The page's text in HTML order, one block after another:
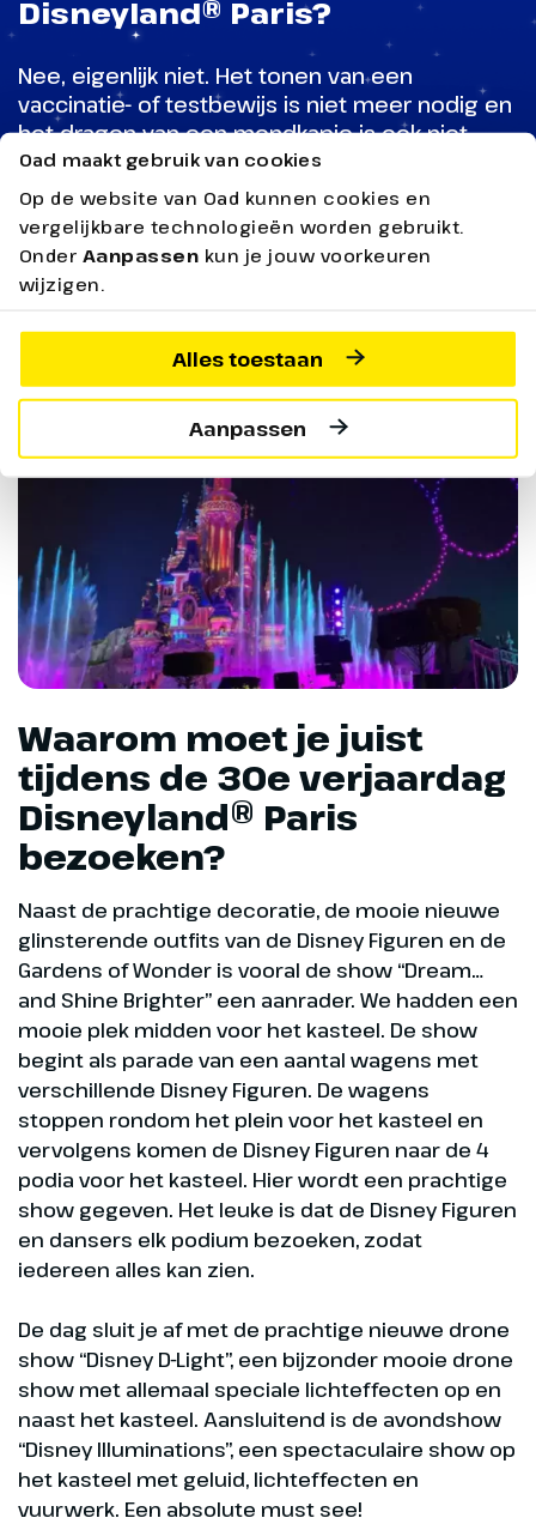
Oad maakt gebruik van cookies
Op de website van Oad kunnen cookies en
vergelijkbare technologieën worden gebruikt.
Onder Aanpassen kun je jouw voorkeuren
wijzigen.
Alles toestaan
Aanpassen
Disneyland® Paris?
Nee, eigenlijk niet. Het tonen van een
vaccinatie- of testbewijs is niet meer nodig en
het dragen van een mondkapje is ook niet
meer verplicht (maar wordt wel aangeraden
tijdens de parade en avondshow). Daarnaast
mag je ook weer met Disney Figuren op de
foto en knuffelen. In beide Parken hangen
overal desinfectie dispensers.
Waarom moet je juist
tijdens de 30e verjaardag
Disneyland® Paris
bezoeken?
Naast de prachtige decoratie, de mooie nieuwe
glinsterende outfits van de Disney Figuren en de
Gardens of Wonder is vooral de show “Dream…
and Shine Brighter” een aanrader. We hadden een
mooie plek midden voor het kasteel. De show
begint als parade van een aantal wagens met
verschillende Disney Figuren. De wagens
stoppen rondom het plein voor het kasteel en
vervolgens komen de Disney Figuren naar de 4
podia voor het kasteel. Hier wordt een prachtige
show gegeven. Het leuke is dat de Disney Figuren
en dansers elk podium bezoeken, zodat
iedereen alles kan zien.
De dag sluit je af met de prachtige nieuwe drone
show “Disney D-Light”, een bijzonder mooie drone
show met allemaal speciale lichteffecten op en
naast het kasteel. Aansluitend is de avondshow
“Disney Illuminations”, een spectaculaire show op
het kasteel met geluid, lichteffecten en
vuurwerk. Een absolute must see!